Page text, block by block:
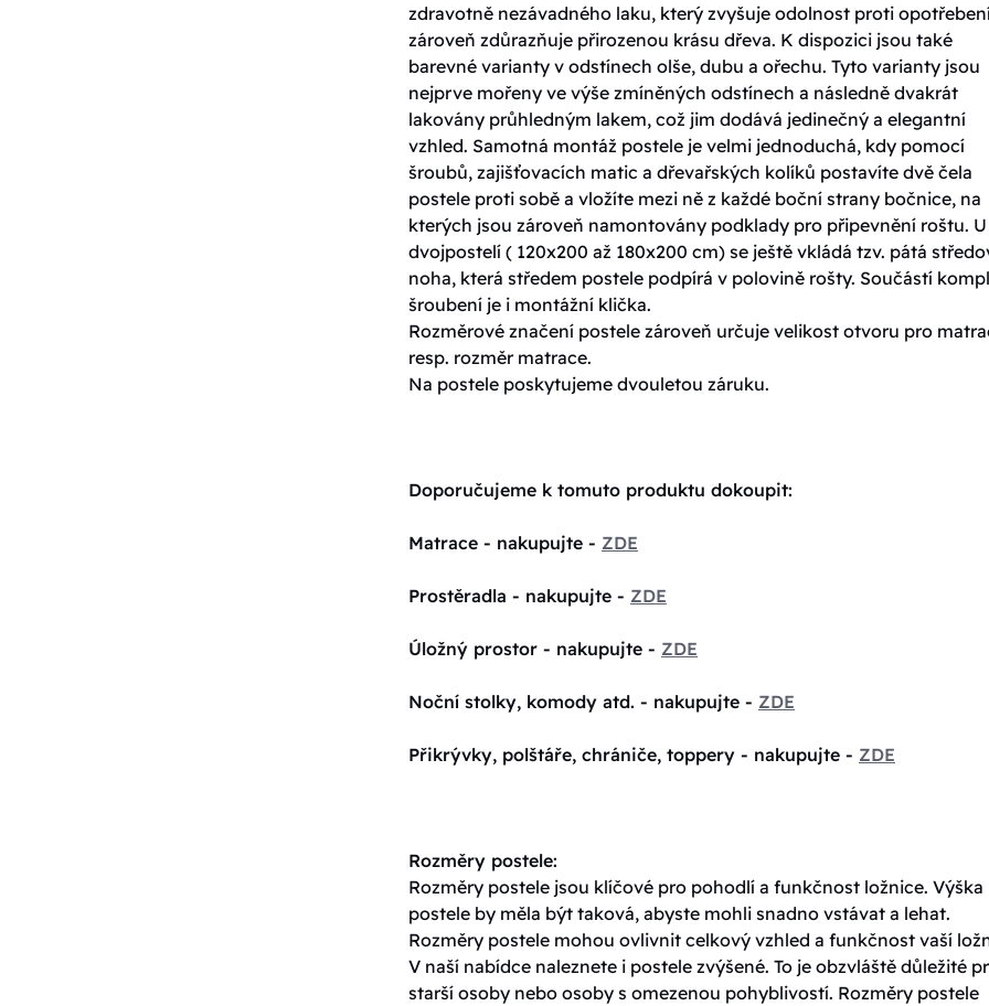
zdravotně nezávadného laku, který zvyšuje odolnost proti
zároveň zdůrazňuje přirozenou krásu dřeva. K dispozici jsou také
barevné varianty v odstínech olše, dubu a ořechu. Tyto varianty jsou
nejprve mořeny ve výše zmíněných odstínech a následně dvakrát
lakovány průhledným lakem, což jim dodává jedinečný a elegantní
vzhled. Samotná montáž postele je velmi jednoduchá, kdy pomocí
šroubů, zajišťovacích matic a dřevařských kolíků postavíte dvě čela
postele proti sobě a vložíte mezi ně z každé boční strany bočnice, na
kterých jsou zároveň namontovány podklady pro připevnění roštu. U
dvojpostelí ( 120x200 až 180x200 cm) se ještě vkládá tzv. pátá
noha, která středem postele podpírá v polovině rošty. Součástí
šroubení je i montážní klička.
Rozměrové značení postele zároveň určuje velikost otvoru pro
resp. rozměr matrace.
Na postele poskytujeme dvouletou záruku.
Doporučujeme k tomuto produktu dokoupit:
Matrace - nakupujte - ZDE
Prostěradla - nakupujte - ZDE
Úložný prostor - nakupujte - ZDE
Noční stolky, komody atd. - nakupujte - ZDE
Přikrývky, polštáře, chrániče, toppery - nakupujte - ZDE
Rozměry postele:
Rozměry postele jsou klíčové pro pohodlí a funkčnost ložnice. Výška
postele by měla být taková, abyste mohli snadno vstávat a lehat.
Rozměry postele mohou ovlivnit celkový vzhled a funkčnost vaší
V naší nabídce naleznete i postele zvýšené. To je obzvláště důležité
starší osoby nebo osoby s omezenou pohyblivostí. Rozměry postele